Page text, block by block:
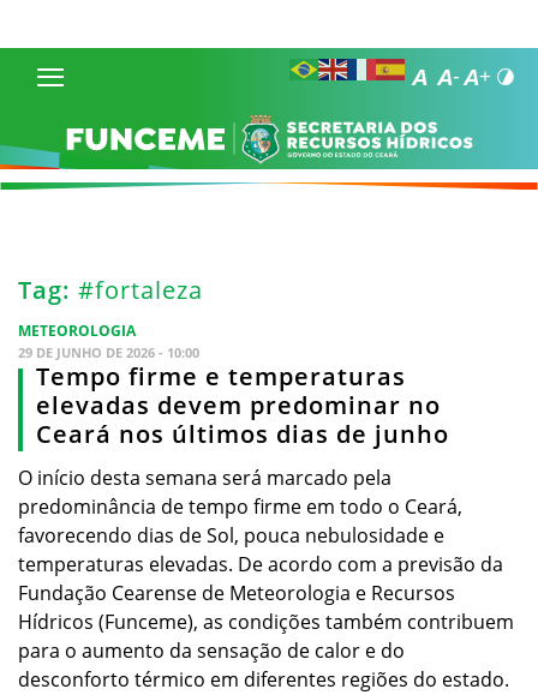
Tag: #fortaleza
METEOROLOGIA
29 DE JUNHO DE 2026 - 10:00
Tempo firme e temperaturas
elevadas devem predominar no
Ceará nos últimos dias de junho
O início desta semana será marcado pela
predominância de tempo firme em todo o Ceará,
favorecendo dias de Sol, pouca nebulosidade e
temperaturas elevadas. De acordo com a previsão da
Fundação Cearense de Meteorologia e Recursos
Hídricos (Funceme), as condições também contribuem
para o aumento da sensação de calor e do
desconforto térmico em diferentes regiões do estado.